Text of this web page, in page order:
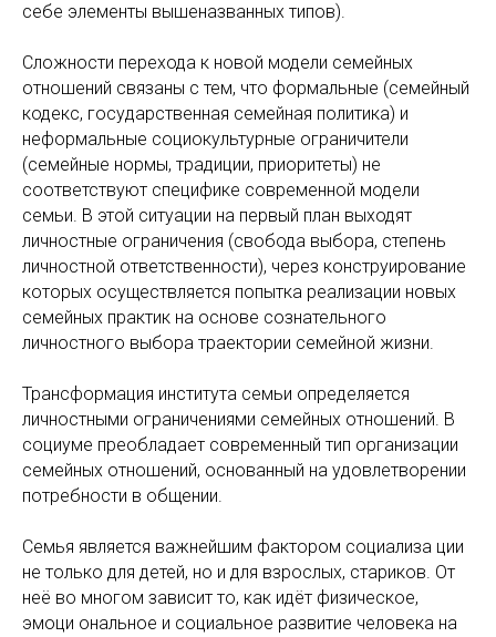
себе элементы вышеназванных типов).
Сложности перехода к новой модели семейных
отношений связаны с тем, что формальные (семейный
кодекс, государственная семейная политика) и
неформальные социокультурные ограничители
(семейные нормы, традиции, приоритеты) не
соответствуют специфике современной модели
семьи. В этой ситуации на первый план выходят
личностные ограничения (свобода выбора, степень
личностной ответственности), через конструирование
которых осуществляется попытка реализации новых
семейных практик на основе сознательного
личностного выбора траектории семейной жизни.
Трансформация института семьи определяется
личностными ограничениями семейных отношений. В
социуме преобладает современный тип организации
семейных отношений, основанный на удовлетворении
потребности в общении.
Семья является важнейшим фактором социализа ции
не только для детей, но и для взрослых, стариков. От
неё во многом зависит то, как идёт физическое,
эмоци ональное и социальное развитие человека на